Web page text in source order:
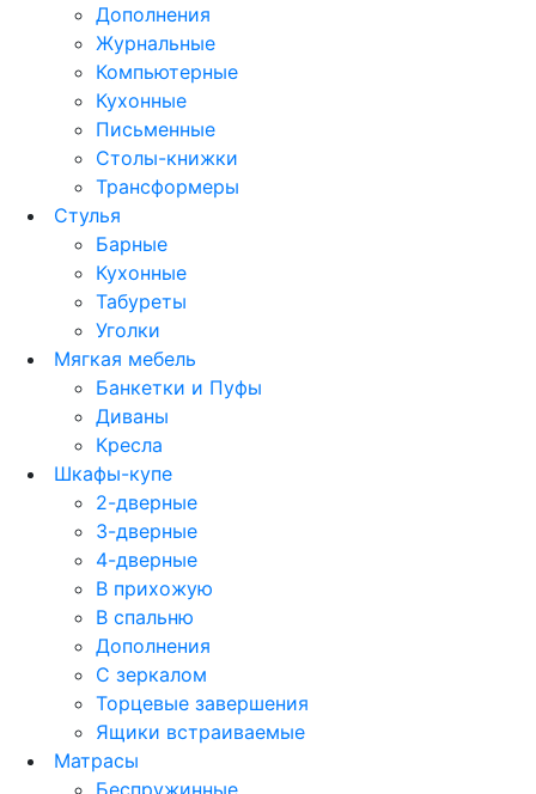
Дополнения
Журнальные
Компьютерные
Кухонные
Письменные
Столы-книжки
Трансформеры
Стулья
Барные
Кухонные
Табуреты
Уголки
Мягкая мебель
Банкетки и Пуфы
Диваны
Кресла
Шкафы-купе
2-дверные
3-дверные
4-дверные
В прихожую
В спальню
Дополнения
С зеркалом
Торцевые завершения
Ящики встраиваемые
Матрасы
Беспружинные